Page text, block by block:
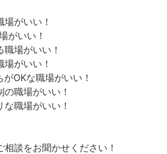
場がいい！
がいい！
職場がいい！
場がいい！
OKな職場がいい！
の職場がいい！
な職場がいい！
談をお聞かせください！